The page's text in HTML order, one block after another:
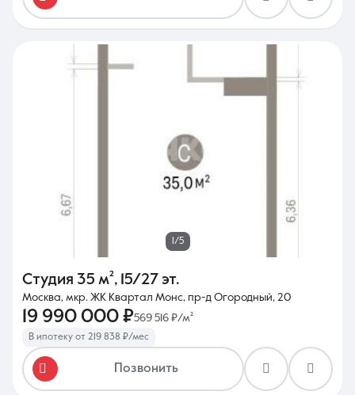
1/5
Студия 35 м², 15/27 эт.
Москва, мкр. ЖК Квартал Монс, пр-д Огородный, 20
19 990 000 ₽569 516 ₽/м²
В ипотеку от 219 838 ₽/мес
Позвонить